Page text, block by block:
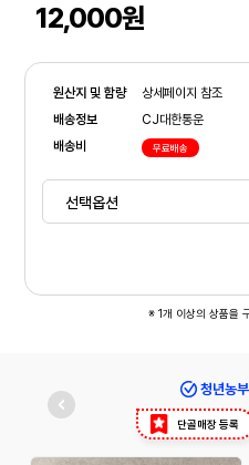
12,000원
원산지 및 함량
상세페이지 참조
배송정보
CJ대한통운
배송비
무료배송
※ 1개 이상의 상품을
청년농
단골매장 등록